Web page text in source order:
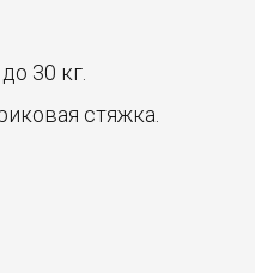
до 30 кг.
стяжка.